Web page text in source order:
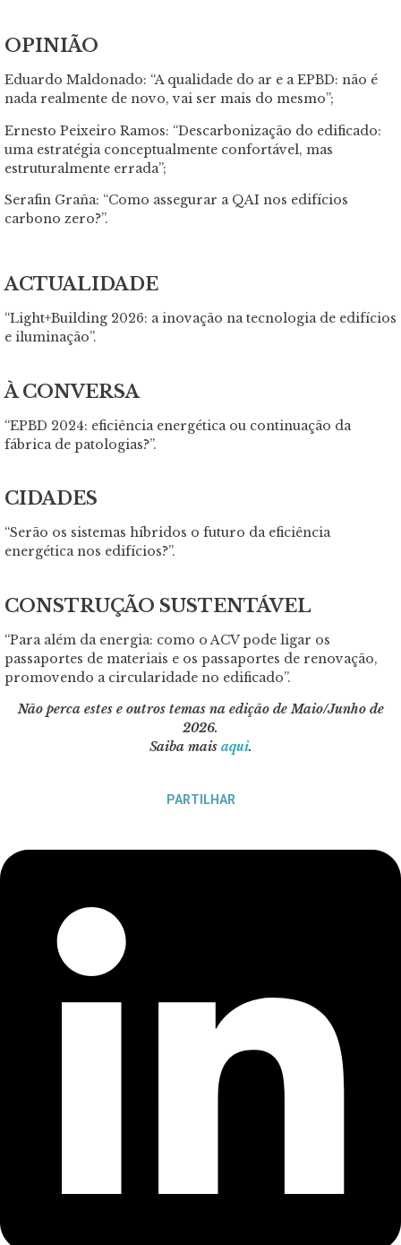
OPINIÃO
Eduardo Maldonado: “A qualidade do ar e a EPBD: não é
nada realmente de novo, vai ser mais do mesmo”;
Ernesto Peixeiro Ramos: “Descarbonização do edificado:
uma estratégia conceptualmente confortável, mas
estruturalmente errada”;
Serafin Graña: “Como assegurar a QAI nos edifícios
carbono zero?”.
ACTUALIDADE
“Light+Building 2026: a inovação na tecnologia de edifícios
e iluminação”.
À CONVERSA
“EPBD 2024: eficiência energética ou continuação da
fábrica de patologias?”.
CIDADES
“Serão os sistemas híbridos o futuro da eficiência
energética nos edifícios?”.
CONSTRUÇÃO SUSTENTÁVEL
“Para além da energia: como o ACV pode ligar os
passaportes de materiais e os passaportes de renovação,
promovendo a circularidade no edificado”.
Não perca estes e outros temas na edição de Maio/Junho de
2026.
Saiba mais aqui.
PARTILHAR